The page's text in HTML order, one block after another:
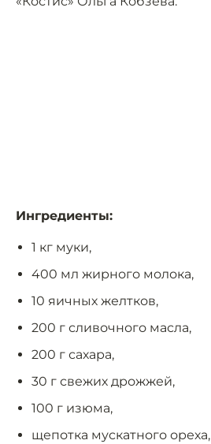
Ингредиенты:
1 кг муки,
400 мл жирного молока,
10 яичных желтков,
200 г сливочного масла,
200 г сахара,
30 г свежих дрожжей,
100 г изюма,
щепотка мускатного ореха,